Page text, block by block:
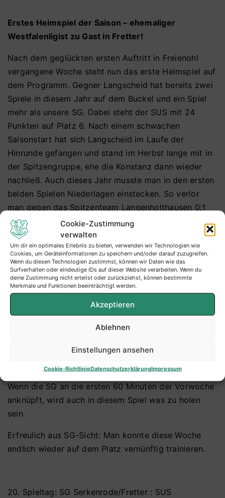
Cookie-Zustimmung
verwalten
Um dir ein optimales Erlebnis zu bieten, verwenden wir Technologien wie
Cookies, um Geräteinformationen zu speichern und/oder darauf zuzugreifen.
Wenn du diesen Technologien zustimmst, können wir Daten wie das
Surfverhalten oder eindeutige IDs auf dieser Website verarbeiten. Wenn du
deine Zustimmung nicht erteilst oder zurückziehst, können bestimmte
Merkmale und Funktionen beeinträchtigt werden.
Akzeptieren
Ablehnen
Einstellungen ansehen
Cookie-RichtlinieDatenschutzerklärungImpressum
Erstes Heimspiel der Saison – ehemaliger
Westfalenligist zu Gast in Fretter!
Nach dem geglückten ersten Auftritt in Freienohl
vergangene Woche steht nun das erste Heimspiel auf
dem Programm. Gegner Langscheid hat bereits zwei
Spiele in diesem Jahr auf dem Buckel und ein Spiel
mehr als unsere SG. Dabei steht der SUS mit 24
Punkten auf Platz 6. Nach einem schwachen
Saisonstart hat sich Langscheid im Laufe der
Hinrunde gefangen und stand im Herbst lange mit in
der Spitzengruppe, ehe die Konstanz dann wieder
nachließ. Auch dieses Jahr musste man in den ersten
beiden Spielen Niederlagen einstecken. So verlor
man gegen das Spitzenteam Langenholthausen 0:1
und gegen Freienohl 0:2.
Für unsere SG wäre es natürlich Gold wert, den Sieg
der Vorwoche zu vergolden, um so den Abstand zu
den Abstiegsrängen zu vergrößern. Zudem hat man
danach die Woche schon wieder spielfrei. Aber das
wird alles andere als einfach. Spielerisch gehört der
SUS zu den stärksten Mannschaften der Liga, so
schnürten einige der „alten Hasen“ ihre Schuhe schon
haben sie ordentlich PS, die sie aber nicht immer auf
den Platz bringen.
Wenn die SG an die ersten 60 Minuten der Vorwoche
anknüpft, wird auch in diesem Spiel was zu holen
sein.
Erfreulich aus SG-Sicht: Man konnte diese Woche
endlich wieder auf dem Platz vernünftig trainieren.
20. Spieltag: SG Serkenrode/Fretter : SUS